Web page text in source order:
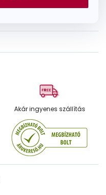
Akár ingyenes szállítás